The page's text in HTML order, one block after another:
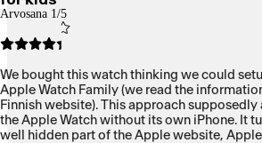
Arvosana 1/5
We bought this watch thinking we could
Apple Watch Family (we read the
Finnish website). This approach
the Apple Watch without its own iPhone. It
well hidden part of the Apple website,